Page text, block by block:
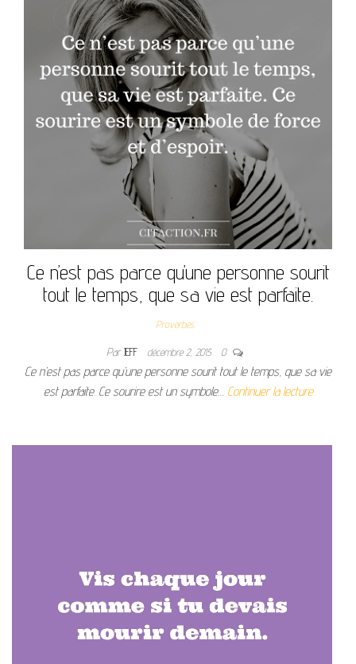
Ce n’est pas parce qu’une personne sourit
tout le temps, que sa vie est parfaite.
Proverbes
ParJEFF décembre 2, 2015 0
Ce n’est pas parce qu’une personne sourit tout le temps, que sa vie
est parfaite. Ce sourire est un symbole… Continuer la lecture